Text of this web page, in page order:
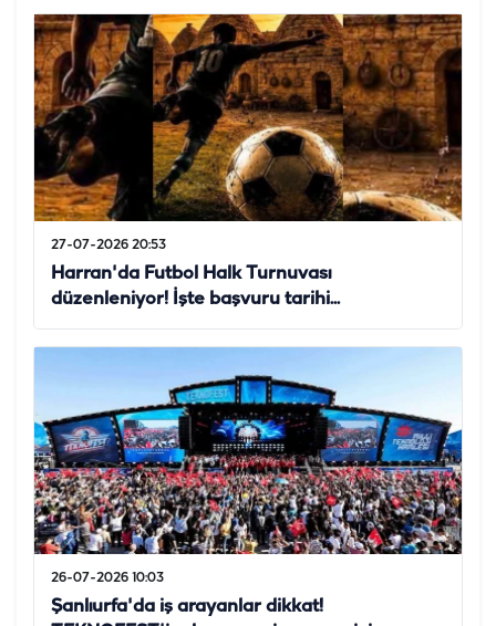
27-07-2026 20:53
Harran'da Futbol Halk Turnuvası
düzenleniyor! İşte başvuru tarihi...
26-07-2026 10:03
Şanlıurfa'da iş arayanlar dikkat!